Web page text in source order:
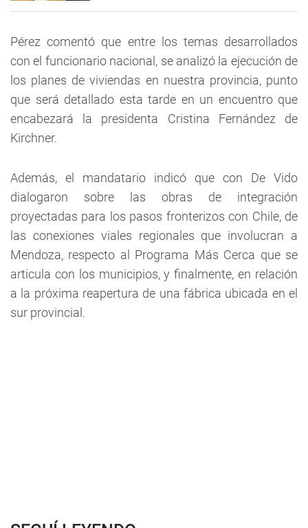
Pérez comentó que entre los temas desarrollados
con el funcionario nacional, se analizó la ejecución de
los planes de viviendas en nuestra provincia, punto
que será detallado esta tarde en un encuentro que
encabezará la presidenta Cristina Fernández de
Kirchner.
Además, el mandatario indicó que con De Vido
dialogaron sobre las obras de integración
proyectadas para los pasos fronterizos con Chile, de
las conexiones viales regionales que involucran a
Mendoza, respecto al Programa Más Cerca que se
articula con los municipios, y finalmente, en relación
a la próxima reapertura de una fábrica ubicada en el
sur provincial.